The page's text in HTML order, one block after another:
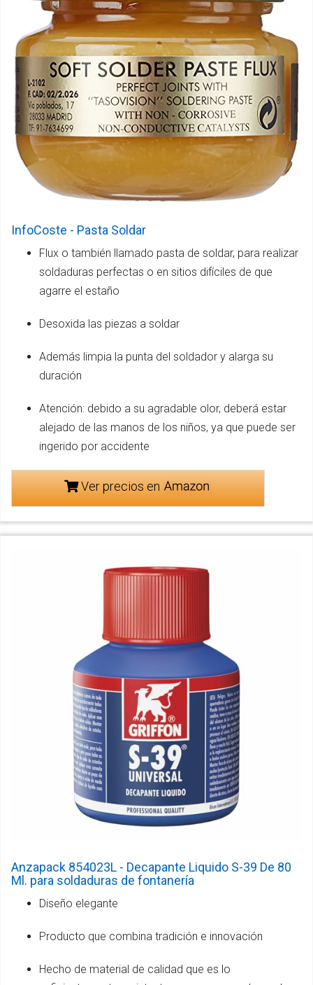
InfoCoste - Pasta Soldar
Flux o también llamado pasta de soldar, para realizar
soldaduras perfectas o en sitios difíciles de que
agarre el estaño
Desoxida las piezas a soldar
Además limpia la punta del soldador y alarga su
duración
Atención: debido a su agradable olor, deberá estar
alejado de las manos de los niños, ya que puede ser
ingerido por accidente
Ver precios en
Anzapack 854023L - Decapante Liquido S-39 De 80
Ml. para soldaduras de fontanería
Diseño elegante
Producto que combina tradición e innovación
Hecho de material de calidad que es lo